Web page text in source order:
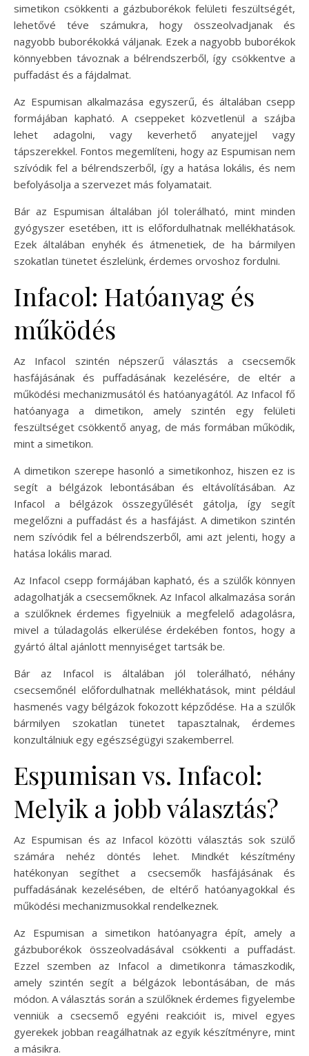
simetikon csökkenti a gázbuborékok felületi feszültségét,
lehetővé téve számukra, hogy összeolvadjanak és
nagyobb buborékokká váljanak. Ezek a nagyobb buborékok
könnyebben távoznak a bélrendszerből, így csökkentve a
puffadást és a fájdalmat.
Az Espumisan alkalmazása egyszerű, és általában csepp
formájában kapható. A cseppeket közvetlenül a szájba
lehet adagolni, vagy keverhető anyatejjel vagy
tápszerekkel. Fontos megemlíteni, hogy az Espumisan nem
szívódik fel a bélrendszerből, így a hatása lokális, és nem
befolyásolja a szervezet más folyamatait.
Bár az Espumisan általában jól tolerálható, mint minden
gyógyszer esetében, itt is előfordulhatnak mellékhatások.
Ezek általában enyhék és átmenetiek, de ha bármilyen
szokatlan tünetet észlelünk, érdemes orvoshoz fordulni.
Infacol: Hatóanyag és
működés
Az Infacol szintén népszerű választás a csecsemők
hasfájásának és puffadásának kezelésére, de eltér a
működési mechanizmusától és hatóanyagától. Az Infacol fő
hatóanyaga a dimetikon, amely szintén egy felületi
feszültséget csökkentő anyag, de más formában működik,
mint a simetikon.
A dimetikon szerepe hasonló a simetikonhoz, hiszen ez is
segít a bélgázok lebontásában és eltávolításában. Az
Infacol a bélgázok összegyűlését gátolja, így segít
megelőzni a puffadást és a hasfájást. A dimetikon szintén
nem szívódik fel a bélrendszerből, ami azt jelenti, hogy a
hatása lokális marad.
Az Infacol csepp formájában kapható, és a szülők könnyen
adagolhatják a csecsemőknek. Az Infacol alkalmazása során
a szülőknek érdemes figyelniük a megfelelő adagolásra,
mivel a túladagolás elkerülése érdekében fontos, hogy a
gyártó által ajánlott mennyiséget tartsák be.
Bár az Infacol is általában jól tolerálható, néhány
csecsemőnél előfordulhatnak mellékhatások, mint például
hasmenés vagy bélgázok fokozott képződése. Ha a szülők
bármilyen szokatlan tünetet tapasztalnak, érdemes
konzultálniuk egy egészségügyi szakemberrel.
Espumisan vs. Infacol:
Melyik a jobb választás?
Az Espumisan és az Infacol közötti választás sok szülő
számára nehéz döntés lehet. Mindkét készítmény
hatékonyan segíthet a csecsemők hasfájásának és
puffadásának kezelésében, de eltérő hatóanyagokkal és
működési mechanizmusokkal rendelkeznek.
Az Espumisan a simetikon hatóanyagra épít, amely a
gázbuborékok összeolvadásával csökkenti a puffadást.
Ezzel szemben az Infacol a dimetikonra támaszkodik,
amely szintén segít a bélgázok lebontásában, de más
módon. A választás során a szülőknek érdemes figyelembe
venniük a csecsemő egyéni reakcióit is, mivel egyes
gyerekek jobban reagálhatnak az egyik készítményre, mint
a másikra.